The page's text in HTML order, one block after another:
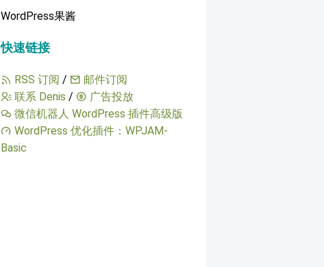
WordPress果酱
快速链接
RSS 订阅 /
邮件订阅
联系 Denis /
广告投放
微信机器人 WordPress 插件高级版
WordPress 优化插件：WPJAM-
Basic